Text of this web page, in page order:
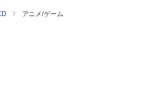
アニメ/ゲーム